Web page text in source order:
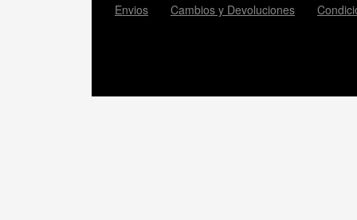
Envios Cambios y Devoluciones